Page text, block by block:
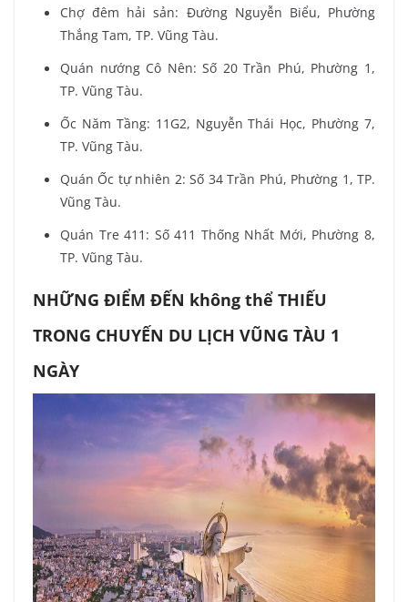
Chợ đêm hải sản: Đường Nguyễn Biểu, Phường
Thắng Tam, TP. Vũng Tàu.
Quán nướng Cô Nên: Số 20 Trần Phú, Phường 1,
TP. Vũng Tàu.
Ốc Năm Tầng: 11G2, Nguyễn Thái Học, Phường 7,
TP. Vũng Tàu.
Quán Ốc tự nhiên 2: Số 34 Trần Phú, Phường 1, TP.
Vũng Tàu.
Quán Tre 411: Số 411 Thống Nhất Mới, Phường 8,
TP. Vũng Tàu.
NHỮNG ĐIỂM ĐẾN không thể THIẾU
TRONG CHUYẾN DU LỊCH VŨNG TÀU 1
NGÀY